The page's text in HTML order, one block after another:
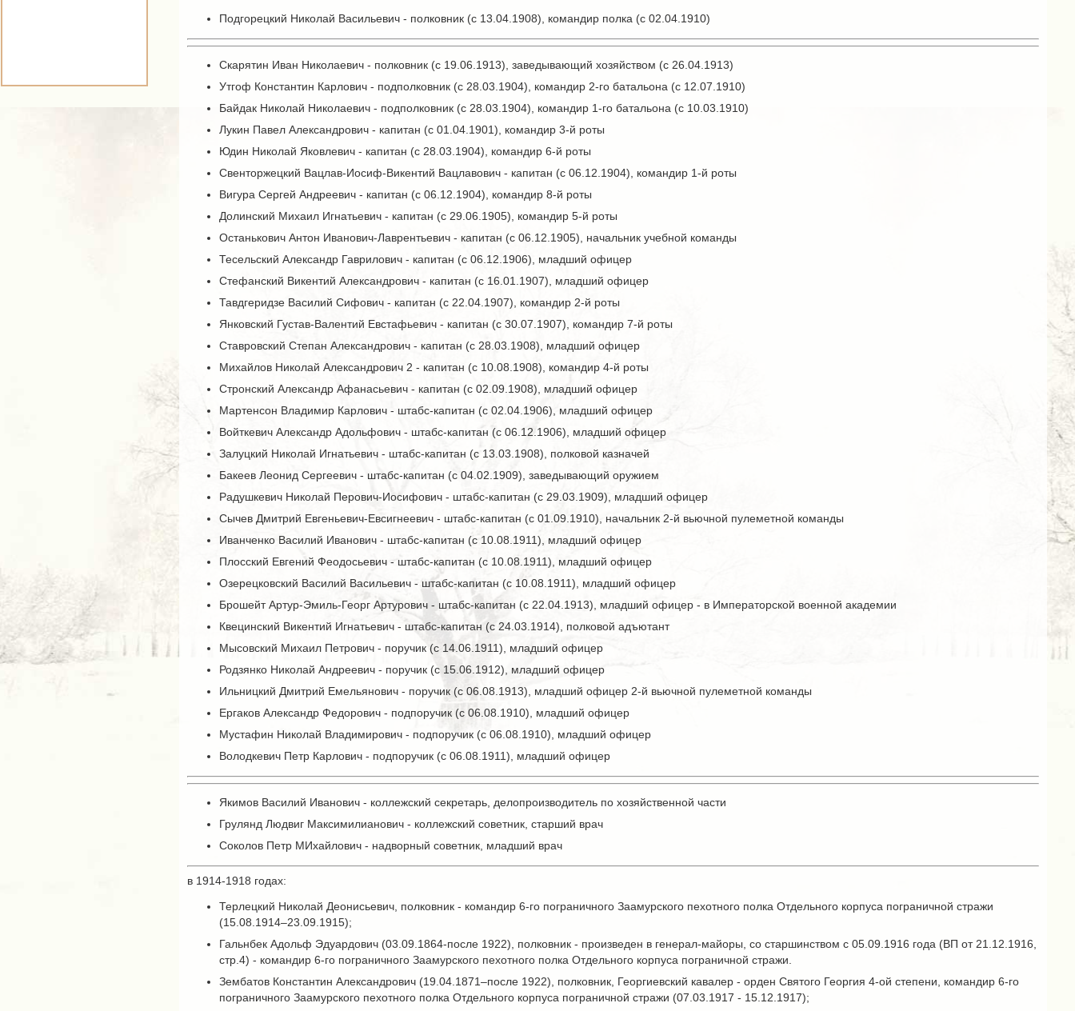
Подгорецкий Николай Васильевич - полковник (с 13.04.1908), командир полка (с 02.04.1910)
Скарятин Иван Николаевич - полковник (с 19.06.1913), заведывающий хозяйством (с 26.04.1913)
Утгоф Константин Карлович - подполковник (с 28.03.1904), командир 2-го батальона (с 12.07.1910)
Байдак Николай Николаевич - подполковник (с 28.03.1904), командир 1-го батальона (с 10.03.1910)
Лукин Павел Александрович - капитан (с 01.04.1901), командир 3-й роты
Юдин Николай Яковлевич - капитан (с 28.03.1904), командир 6-й роты
Свенторжецкий Вацлав-Иосиф-Викентий Вацлавович - капитан (с 06.12.1904), командир 1-й роты
Вигура Сергей Андреевич - капитан (с 06.12.1904), командир 8-й роты
Долинский Михаил Игнатьевич - капитан (с 29.06.1905), командир 5-й роты
Останькович Антон Иванович-Лаврентьевич - капитан (с 06.12.1905), начальник учебной команды
Тесельский Александр Гаврилович - капитан (с 06.12.1906), младший офицер
Стефанский Викентий Александрович - капитан (с 16.01.1907), младший офицер
Тавдгеридзе Василий Сифович - капитан (с 22.04.1907), командир 2-й роты
Янковский Густав-Валентий Евстафьевич - капитан (с 30.07.1907), командир 7-й роты
Ставровский Степан Александрович - капитан (с 28.03.1908), младший офицер
Михайлов Николай Александрович 2 - капитан (с 10.08.1908), командир 4-й роты
Стронский Александр Афанасьевич - капитан (с 02.09.1908), младший офицер
Мартенсон Владимир Карлович - штабс-капитан (с 02.04.1906), младший офицер
Войткевич Александр Адольфович - штабс-капитан (с 06.12.1906), младший офицер
Залуцкий Николай Игнатьевич - штабс-капитан (с 13.03.1908), полковой казначей
Бакеев Леонид Сергеевич - штабс-капитан (с 04.02.1909), заведывающий оружием
Радушкевич Николай Перович-Иосифович - штабс-капитан (с 29.03.1909), младший офицер
Сычев Дмитрий Евгеньевич-Евсигнеевич - штабс-капитан (с 01.09.1910), начальник 2-й вьючной пулеметной команды
Иванченко Василий Иванович - штабс-капитан (с 10.08.1911), младший офицер
Плосский Евгений Феодосьевич - штабс-капитан (с 10.08.1911), младший офицер
Озерецковский Василий Васильевич - штабс-капитан (с 10.08.1911), младший офицер
Брошейт Артур-Эмиль-Георг Артурович - штабс-капитан (с 22.04.1913), младший офицер - в Императорской военной академии
Квецинский Викентий Игнатьевич - штабс-капитан (с 24.03.1914), полковой адъютант
Мысовский Михаил Петрович - поручик (с 14.06.1911), младший офицер
Родзянко Николай Андреевич - поручик (с 15.06.1912), младший офицер
Ильницкий Дмитрий Емельянович - поручик (с 06.08.1913), младший офицер 2-й вьючной пулеметной команды
Ергаков Александр Федорович - подпоручик (с 06.08.1910), младший офицер
Мустафин Николай Владимирович - подпоручик (с 06.08.1910), младший офицер
Володкевич Петр Карлович - подпоручик (с 06.08.1911), младший офицер
Якимов Василий Иванович - коллежский секретарь, делопроизводитель по хозяйственной части
Грулянд Людвиг Максимилианович - коллежский советник, старший врач
Соколов Петр МИхайлович - надворный советник, младший врач
в 1914-1918 годах:
Терлецкий Николай Деонисьевич, полковник - командир 6-го пограничного Заамурского пехотного полка Отдельного корпуса пограничной стражи
(15.08.1914–23.09.1915);
Гальнбек Адольф Эдуардович (03.09.1864-после 1922), полковник - произведен в генерал-майоры, со старшинством с 05.09.1916 года (ВП от 21.12.1916,
стр.4) - командир 6-го пограничного Заамурского пехотного полка Отдельного корпуса пограничной стражи.
Зембатов Константин Александрович (19.04.1871–после 1922), полковник, Георгиевский кавалер - орден Святого Георгия 4-ой степени, командир 6-го
пограничного Заамурского пехотного полка Отдельного корпуса пограничной стражи (07.03.1917 - 15.12.1917);